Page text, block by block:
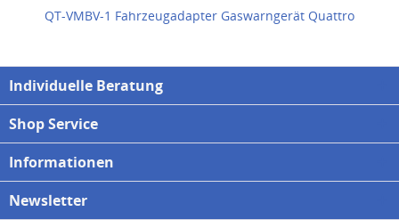
QT-VMBV-1 Fahrzeugadapter Gaswarngerät Quattro
Individuelle Beratung
Shop Service
Informationen
Newsletter